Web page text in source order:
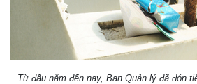
Từ đầu năm đến nay, Ban Quản lý đã đón